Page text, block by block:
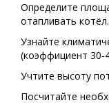
Определите
отапливать котёл.
Узнайте
(коэффициент
Учтите высоту
Посчитайте